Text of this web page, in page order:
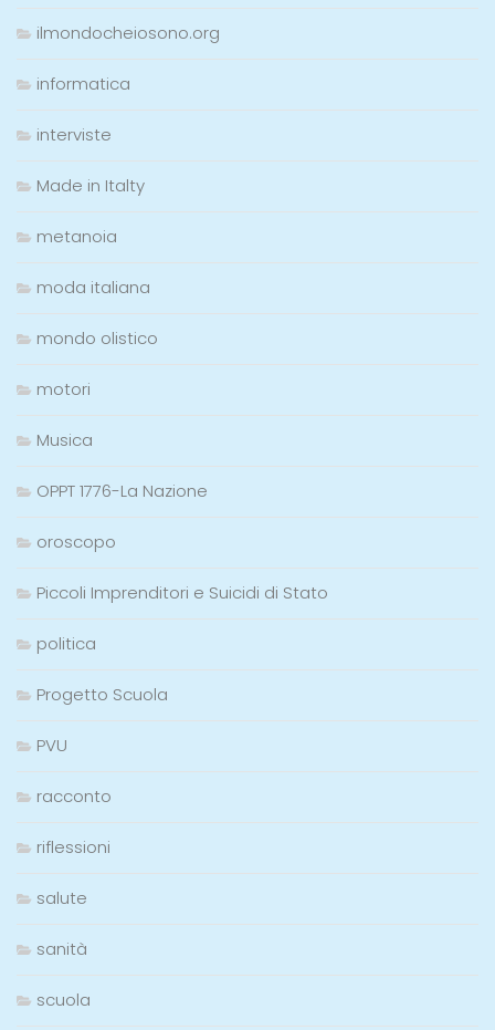
ilmondocheiosono.org
informatica
interviste
Made in Italty
metanoia
moda italiana
mondo olistico
motori
Musica
OPPT 1776-La Nazione
oroscopo
Piccoli Imprenditori e Suicidi di Stato
politica
Progetto Scuola
PVU
racconto
riflessioni
salute
sanità
scuola